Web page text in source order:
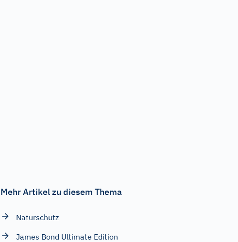
Mehr Artikel zu diesem Thema
Naturschutz
James Bond Ultimate Edition